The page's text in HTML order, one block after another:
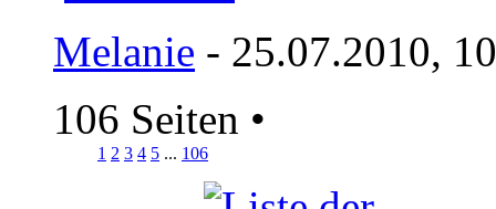
Melanie - 25.07.2010,
106 Seiten •
1 2 3 4 5 ... 106